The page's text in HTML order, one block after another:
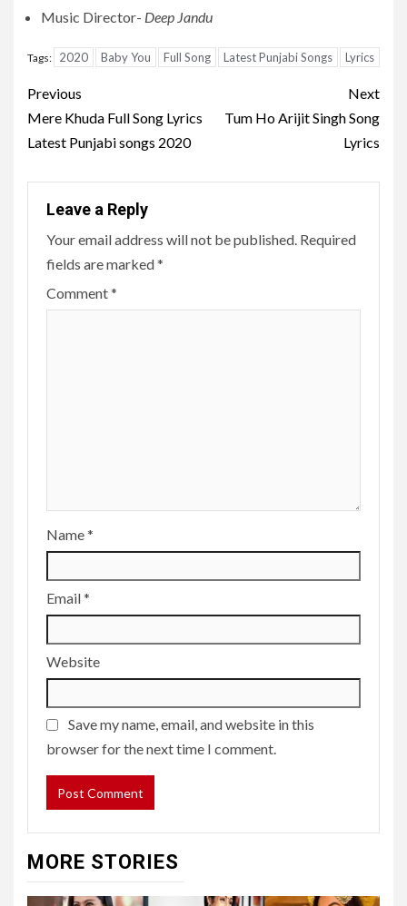
Music Director- Deep Jandu
Tags: 2020 Baby You Full Song Latest Punjabi Songs Lyrics
Post
navigation
Previous
Mere Khuda Full Song Lyrics
Latest Punjabi songs 2020
Next
Tum Ho Arijit Singh Song
Lyrics
Leave a Reply
Your email address will not be published. Required
fields are marked*
Comment*
Name*
Email*
Website
Save my name, email, and website in this
browser for the next time I comment.
MORE STORIES